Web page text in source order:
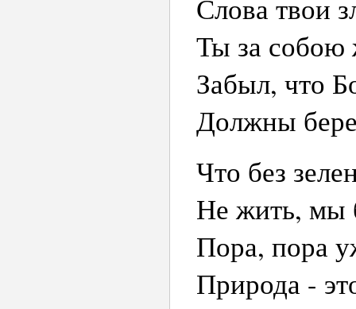
Слова твои
Ты за
Забыл, что
Должны
Что без
Не жить, мы
Пора, пора
Природа -